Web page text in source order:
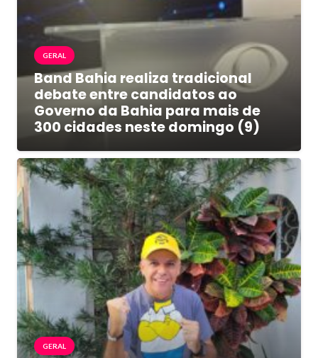
GERAL
Band Bahia realiza tradicional
debate entre candidatos ao
Governo da Bahia para mais de
300 cidades neste domingo (9)
GERAL